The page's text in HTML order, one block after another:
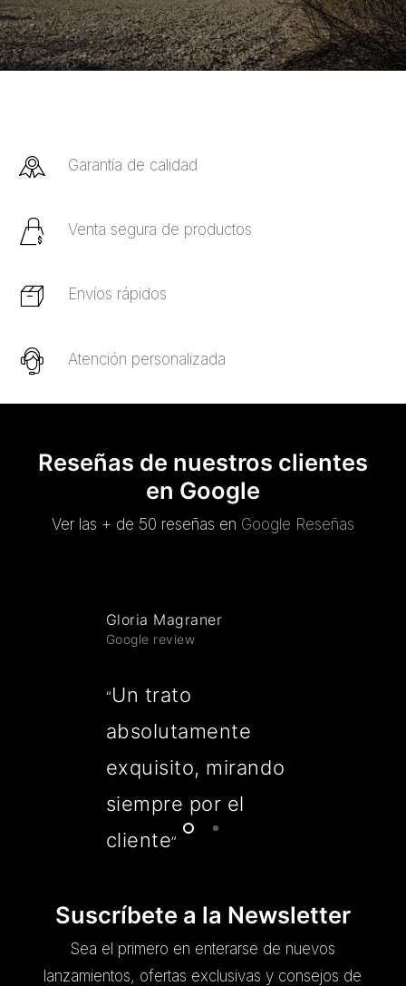
Garantía de calidad
Venta segura de productos
Envíos rápidos
Atención personalizada
Reseñas de nuestros clientes
en Google
Ver las + de 50 reseñas en Google Reseñas
Gloria Magraner
Google review
“Un trato
absolutamente
exquisito, mirando
siempre por el
cliente”
Suscríbete a la Newsletter
Sea el primero en enterarse de nuevos
lanzamientos, ofertas exclusivas y consejos de